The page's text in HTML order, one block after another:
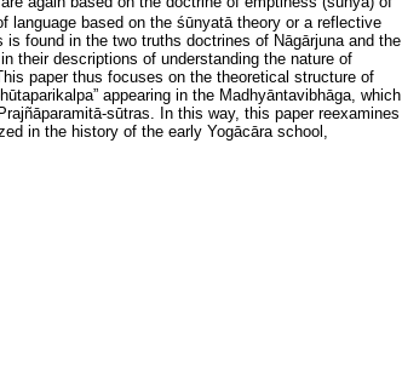
language based on the śūnyatā theory or a reflective
found in the two truths doctrines of Nāgārjuna and the
their descriptions of understanding the nature of
paper thus focuses on the theoretical structure of
appearing in the Madhyāntavibhāga, which
sūtras. In this way, this paper reexamines
in the history of the early Yogācāra school,